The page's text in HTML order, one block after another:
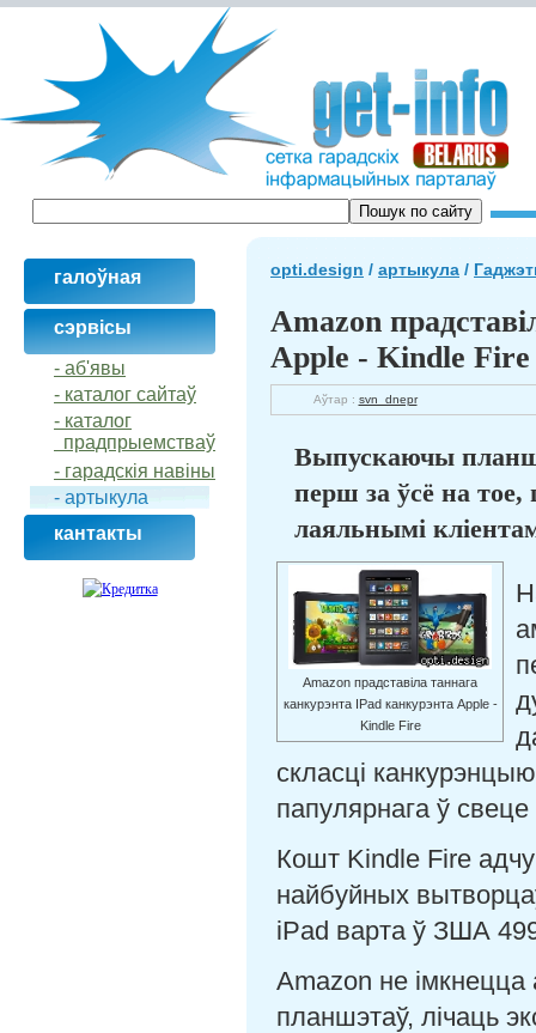
галоўная
сэрвісы
- аб'явы
- каталог сайтаў
- кaталог
прадпрыемстваў
- гарадскія навіны
- артыкула
кантакты
opti.design / артыкула /
Amazon
Apple - Kindle Fire
Аўтар : svn_dnepr
Выпускаючы
перш за ўсё на
лаяльнымі
Amazon прадставіла таннага
канкурэнта IPad канкурэнта Apple -
Kindle Fire
скласці
папулярнага ў
Кошт Kindle Fire
найбуйных
iPad варта ў ЗША
Amazon не
планшэтаў, лічаць